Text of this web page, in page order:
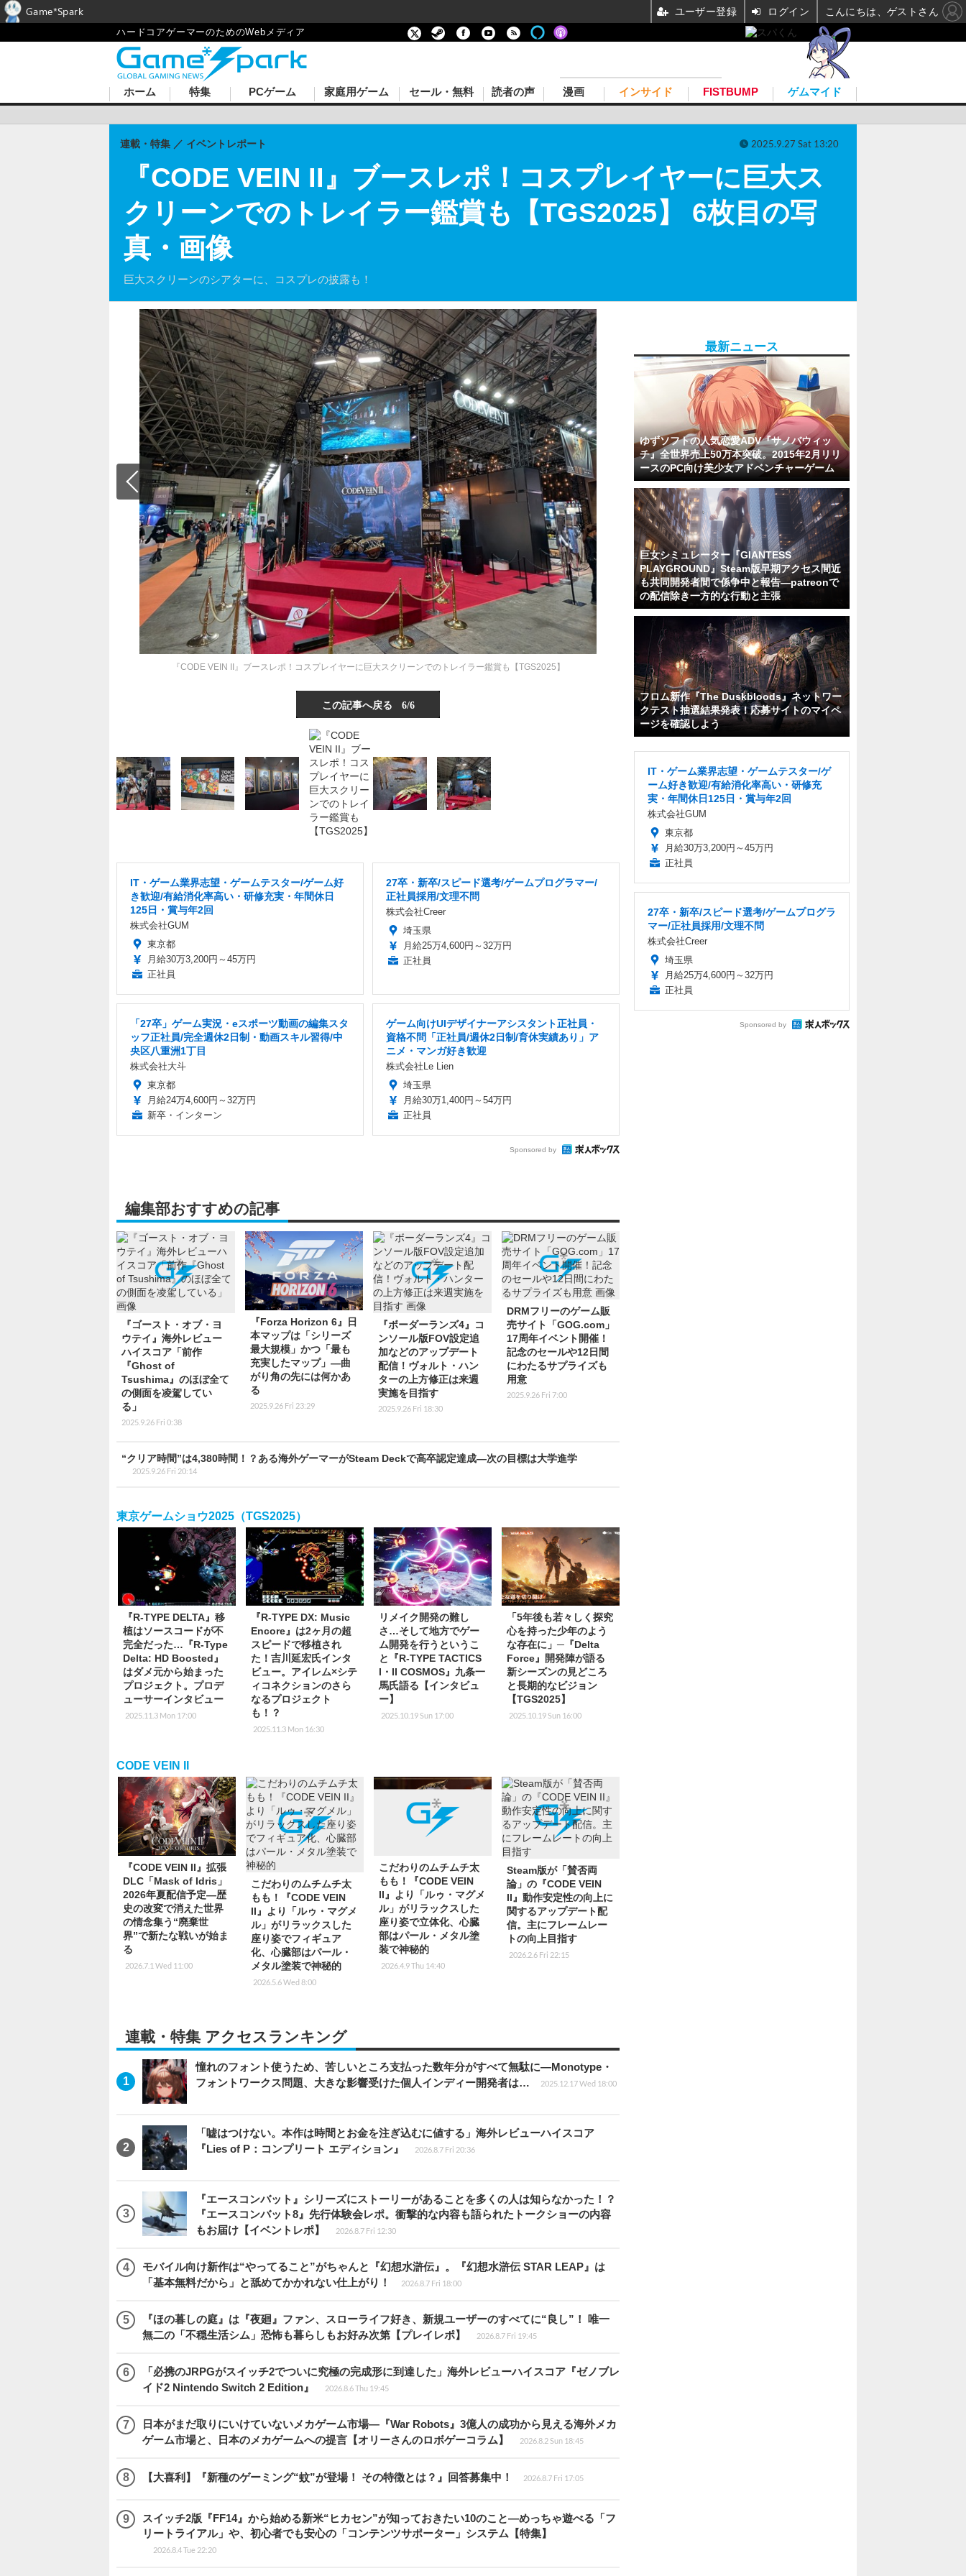
ハードコアゲーマーのためのWebメディア
ホーム 特集 PCゲーム 家庭用ゲーム セール・無料 読者の声 漫画 インサイド FISTBUMP ゲムマイド
『CODE VEIN II』ブースレポ！コスプレイヤーに巨大ス
クリーンでのトレイラー鑑賞も【TGS2025】 6枚目の写
真・画像
巨大スクリーンのシアターに、コスプレの披露も！
連載・特集 イベントレポート 2025.9.27 Sat 13:20
『CODE VEIN II』ブースレポ！コスプレイヤーに巨大スクリーンでのトレイラー鑑賞も【TGS2025】
この記事へ戻る 6/6
IT・ゲーム業界志望・ゲームテスター/ゲーム好
き歓迎/有給消化率高い・研修充実・年間休日
125日・賞与年2回
株式会社GUM
東京都
月給30万3,200円～45万円
正社員
27卒・新卒/スピード選考/ゲームプログラマー/
正社員採用/文理不問
株式会社Creer
埼玉県
月給25万4,600円～32万円
正社員
「27卒」ゲーム実況・eスポーツ動画の編集スタ
ッフ正社員/完全週休2日制・動画スキル習得/中
央区八重洲1丁目
株式会社大斗
東京都
月給24万4,600円～32万円
新卒・インターン
ゲーム向けUIデザイナーアシスタント正社員・
資格不問「正社員/週休2日制/育休実績あり」ア
ニメ・マンガ好き歓迎
株式会社Le Lien
埼玉県
月給30万1,400円～54万円
正社員
Sponsored by
編集部おすすめの記事
『ゴースト・オブ・ヨ
ウテイ』海外レビュー
ハイスコア「前作
『Ghost of
Tsushima』のほぼ全て
の側面を凌駕してい
る」
2025.9.26 Fri 0:38
『Forza Horizon 6』日
本マップは「シリーズ
最大規模」かつ「最も
充実したマップ」―曲
がり角の先には何かあ
る
2025.9.26 Fri 23:29
『ボーダーランズ4』コ
ンソール版FOV設定追
加などのアップデート
配信！ヴォルト・ハン
ターの上方修正は来週
実施を目指す
2025.9.26 Fri 18:30
DRMフリーのゲーム販
売サイト「GOG.com」
17周年イベント開催！
記念のセールや12日間
にわたるサプライズも
用意
2025.9.26 Fri 7:00
“クリア時間”は4,380時間！？ある海外ゲーマーがSteam Deckで高卒認定達成―次の目標は大学進学
2025.9.26 Fri 20:14
東京ゲームショウ2025（TGS2025）
『R-TYPE DELTA』移
植はソースコードが不
完全だった…『R-Type
Delta: HD Boosted』
はダメ元から始まった
プロジェクト。プロデ
ューサーインタビュー
2025.11.3 Mon 17:00
『R-TYPE DX: Music
Encore』は2ヶ月の超
スピードで移植され
た！吉川延宏氏インタ
ビュー。アイレム×シテ
ィコネクションのさら
なるプロジェクト
も！？
2025.11.3 Mon 16:30
リメイク開発の難し
さ…そして地方でゲー
ム開発を行うというこ
と『R-TYPE TACTICS
I・II COSMOS』九条一
馬氏語る【インタビュ
ー】
2025.10.19 Sun 17:00
「5年後も若々しく探究
心を持った少年のよう
な存在に」─『Delta
Force』開発陣が語る
新シーズンの見どころ
と長期的なビジョン
【TGS2025】
2025.10.19 Sun 16:00
CODE VEIN II
『CODE VEIN II』拡張
DLC「Mask of Idris」
2026年夏配信予定―歴
史の改変で消えた世界
の情念集う“廃棄世
界”で新たな戦いが始ま
る
2026.7.1 Wed 11:00
こだわりのムチムチ太
もも！『CODE VEIN
II』より「ルゥ・マグメ
ル」がリラックスした
座り姿でフィギュア
化、心臓部はパール・
メタル塗装で神秘的
2026.5.6 Wed 8:00
こだわりのムチムチ太
もも！『CODE VEIN
II』より「ルゥ・マグメ
ル」がリラックスした
座り姿で立体化、心臓
部はパール・メタル塗
装で神秘的
2026.4.9 Thu 14:40
Steam版が「賛否両
論」の『CODE VEIN
II』動作安定性の向上に
関するアップデート配
信。主にフレームレー
トの向上目指す
2026.2.6 Fri 22:15
連載・特集 アクセスランキング
憧れのフォント使うため、苦しいところ支払った数年分がすべて無駄に―Monotype・
フォントワークス問題、大きな影響受けた個人インディー開発者は…
2025.12.17 Wed 18:00
「嘘はつけない。本作は時間とお金を注ぎ込むに値する」海外レビューハイスコア
『Lies of P：コンプリート エディション』
2026.8.7 Fri 20:36
『エースコンバット』シリーズにストーリーがあることを多くの人は知らなかった！？
『エースコンバット8』先行体験会レポ。衝撃的な内容も語られたトークショーの内容
もお届け【イベントレポ】
2026.8.7 Fri 12:30
モバイル向け新作は“やってること”がちゃんと『幻想水滸伝』。『幻想水滸伝 STAR LEAP』は
「基本無料だから」と舐めてかかれない仕上がり！
2026.8.7 Fri 18:00
『ほの暮しの庭』は『夜廻』ファン、スローライフ好き、新規ユーザーのすべてに“良し”！ 唯一
無二の「不穏生活シム」恐怖も暮らしもお好み次第【プレイレポ】
2026.8.7 Fri 19:45
「必携のJRPGがスイッチ2でついに究極の完成形に到達した」海外レビューハイスコア『ゼノブレ
イド2 Nintendo Switch 2 Edition』
2026.8.6 Thu 19:45
日本がまだ取りにいけていないメカゲーム市場―『War Robots』3億人の成功から見える海外メカ
ゲーム市場と、日本のメカゲームへの提言【オリーさんのロボゲーコラム】
2026.8.2 Sun 18:45
【大喜利】『新種のゲーミング“蚊”が登場！ その特徴とは？』回答募集中！ 2026.8.7 Fri 17:05
スイッチ2版『FF14』から始める新米“ヒカセン”が知っておきたい10のこと―めっちゃ遊べる「フ
リートライアル」や、初心者でも安心の「コンテンツサポーター」システム【特集】
2026.8.4 Tue 22:20
最新ニュース
ゆずソフトの人気恋愛ADV『サノバウィッ
チ』全世界売上50万本突破。2015年2月リリ
ースのPC向け美少女アドベンチャーゲーム
巨女シミュレーター『GIANTESS
PLAYGROUND』Steam版早期アクセス間近
も共同開発者間で係争中と報告―patreonで
の配信除き一方的な行動と主張
フロム新作『The Duskbloods』ネットワー
クテスト抽選結果発表！応募サイトのマイペ
ージを確認しよう
IT・ゲーム業界志望・ゲームテスター/ゲ
ーム好き歓迎/有給消化率高い・研修充
実・年間休日125日・賞与年2回
株式会社GUM
東京都
月給30万3,200円～45万円
正社員
27卒・新卒/スピード選考/ゲームプログラ
マー/正社員採用/文理不問
株式会社Creer
埼玉県
月給25万4,600円～32万円
正社員
Sponsored by
Game*Spark ユーザー登録 ログイン こんにちは、ゲストさん